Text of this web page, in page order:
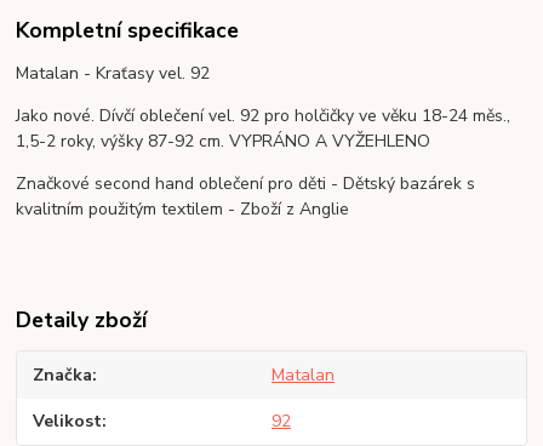
Kompletní specifikace
Matalan - Kraťasy vel. 92
Jako nové. Dívčí oblečení vel. 92 pro holčičky ve věku 18-24 měs.,
1,5-2 roky, výšky 87-92 cm. VYPRÁNO A VYŽEHLENO
Značkové second hand oblečení pro děti - Dětský bazárek s
kvalitním použitým textilem - Zboží z Anglie
Detaily zboží
Značka Matalan
Velikost 92